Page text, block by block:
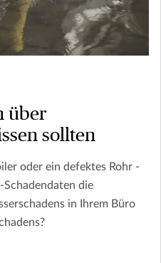
über
sollten
oder ein defektes Rohr -
Schadendaten die
in Ihrem Büro